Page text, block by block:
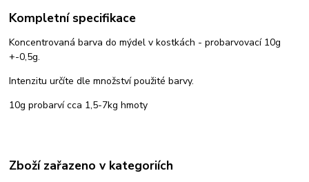
Kompletní specifikace
Koncentrovaná barva do mýdel v kostkách - probarvovací 10g
+-0,5g.
Intenzitu určíte dle množství použité barvy.
10g probarví cca 1,5-7kg hmoty
Zboží zařazeno v kategoriích